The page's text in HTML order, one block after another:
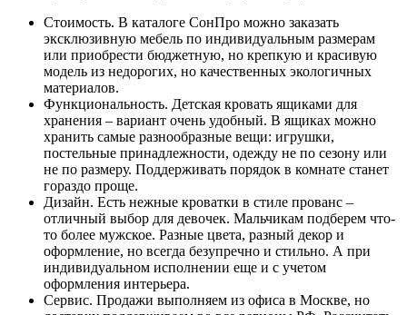
Стоимость. В каталоге СонПро можно заказать
эксклюзивную мебель по индивидуальным размерам
или приобрести бюджетную, но крепкую и красивую
модель из недорогих, но качественных экологичных
материалов.
Функциональность. Детская кровать ящиками для
хранения – вариант очень удобный. В ящиках можно
хранить самые разнообразные вещи: игрушки,
постельные принадлежности, одежду не по сезону или
не по размеру. Поддерживать порядок в комнате станет
гораздо проще.
Дизайн. Есть нежные кроватки в стиле прованс –
отличный выбор для девочек. Мальчикам подберем что-
то более мужское. Разные цвета, разный декор и
оформление, но всегда безупречно и стильно. А при
индивидуальном исполнении еще и с учетом
оформления интерьера.
Сервис. Продажи выполняем из офиса в Москве, но